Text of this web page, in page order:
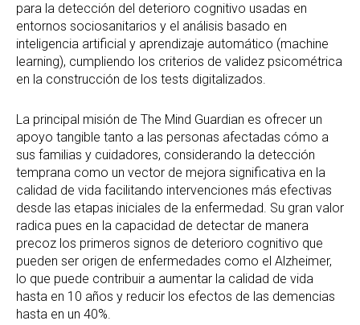
para la detección del deterioro cognitivo usadas en
entornos sociosanitarios y el análisis basado en
inteligencia artificial y aprendizaje automático (machine
learning), cumpliendo los criterios de validez psicométrica
en la construcción de los tests digitalizados.
La principal misión de The Mind Guardian es ofrecer un
apoyo tangible tanto a las personas afectadas cómo a
sus familias y cuidadores, considerando la detección
temprana como un vector de mejora significativa en la
calidad de vida facilitando intervenciones más efectivas
desde las etapas iniciales de la enfermedad. Su gran valor
radica pues en la capacidad de detectar de manera
precoz los primeros signos de deterioro cognitivo que
pueden ser origen de enfermedades como el Alzheimer,
lo que puede contribuir a aumentar la calidad de vida
hasta en 10 años y reducir los efectos de las demencias
hasta en un 40%.